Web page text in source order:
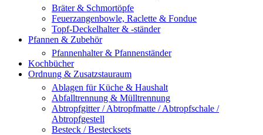
Bräter & Schmortöpfe
Feuerzangenbowle, Raclette & Fondue
Topf-Deckelhalter & -ständer
Pfannen & Zubehör
Pfannenhalter & Pfannenständer
Kochbücher
Ordnung & Zusatzstauraum
Ablagen für Küche & Haushalt
Abfalltrennung & Mülltrennung
Abtropfgitter / Abtropfmatte / Abtropfschale /
Abtropfgestell
Besteck / Bestecksets